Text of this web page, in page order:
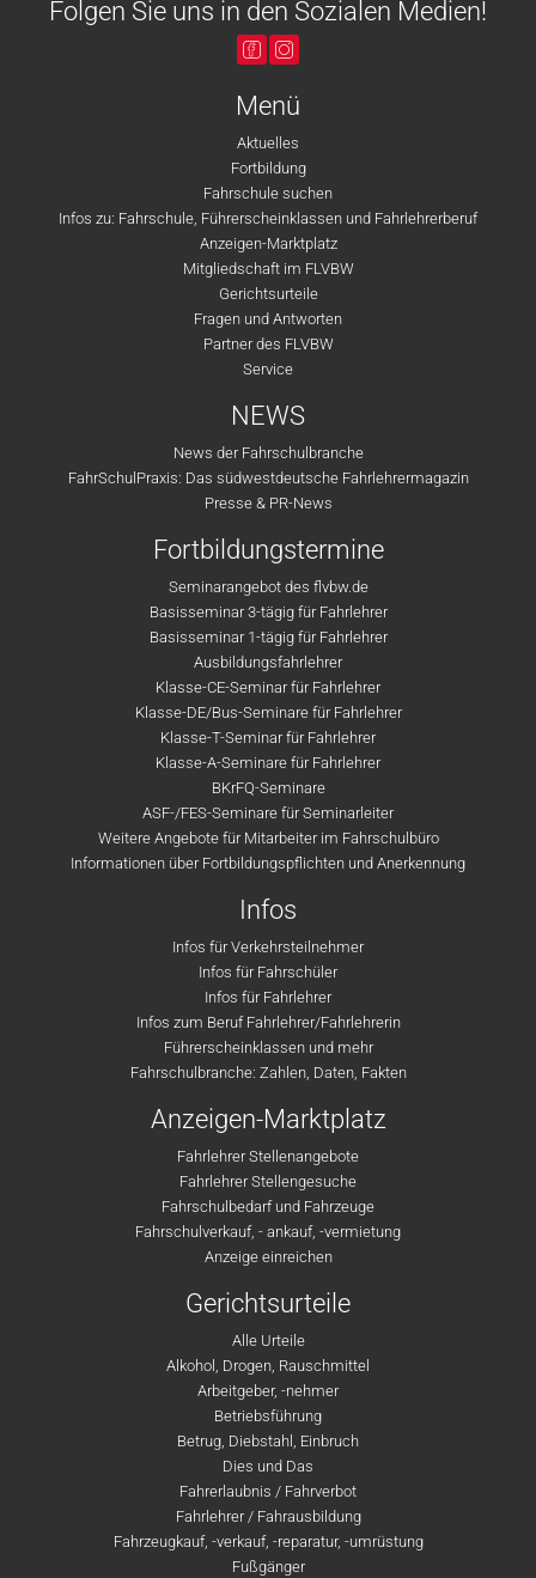
Folgen Sie uns in den Sozialen Medien!
Menü
Aktuelles
Fortbildung
Fahrschule suchen
Infos zu: Fahrschule, Führerscheinklassen und Fahrlehrerberuf
Anzeigen-Marktplatz
Mitgliedschaft im FLVBW
Gerichtsurteile
Fragen und Antworten
Partner des FLVBW
Service
NEWS
News der Fahrschulbranche
FahrSchulPraxis: Das südwestdeutsche Fahrlehrermagazin
Presse & PR-News
Fortbildungstermine
Seminarangebot des flvbw.de
Basisseminar 3-tägig für Fahrlehrer
Basisseminar 1-tägig für Fahrlehrer
Ausbildungsfahrlehrer
Klasse-CE-Seminar für Fahrlehrer
Klasse-DE/Bus-Seminare für Fahrlehrer
Klasse-T-Seminar für Fahrlehrer
Klasse-A-Seminare für Fahrlehrer
BKrFQ-Seminare
ASF-/FES-Seminare für Seminarleiter
Weitere Angebote für Mitarbeiter im Fahrschulbüro
Informationen über Fortbildungspflichten und Anerkennung
Infos
Infos für Verkehrsteilnehmer
Infos für Fahrschüler
Infos für Fahrlehrer
Infos zum Beruf Fahrlehrer/Fahrlehrerin
Führerscheinklassen und mehr
Fahrschulbranche: Zahlen, Daten, Fakten
Anzeigen-Marktplatz
Fahrlehrer Stellenangebote
Fahrlehrer Stellengesuche
Fahrschulbedarf und Fahrzeuge
Fahrschulverkauf, - ankauf, -vermietung
Anzeige einreichen
Gerichtsurteile
Alle Urteile
Alkohol, Drogen, Rauschmittel
Arbeitgeber, -nehmer
Betriebsführung
Betrug, Diebstahl, Einbruch
Dies und Das
Fahrerlaubnis / Fahrverbot
Fahrlehrer / Fahrausbildung
Fahrzeugkauf, -verkauf, -reparatur, -umrüstung
Fußgänger